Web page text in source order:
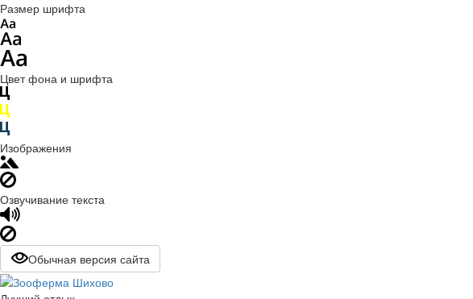
Размер шрифта
Цвет фона и шрифта
Изображения
Озвучивание текста
Обычная версия сайта